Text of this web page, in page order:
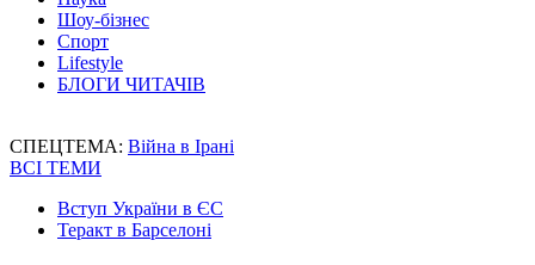
Шоу-бізнес
Спорт
Lifestyle
БЛОГИ ЧИТАЧІВ
СПЕЦТЕМА: Війна в Ірані
ВСІ ТЕМИ
Вступ України в ЄС
Теракт в Барселоні